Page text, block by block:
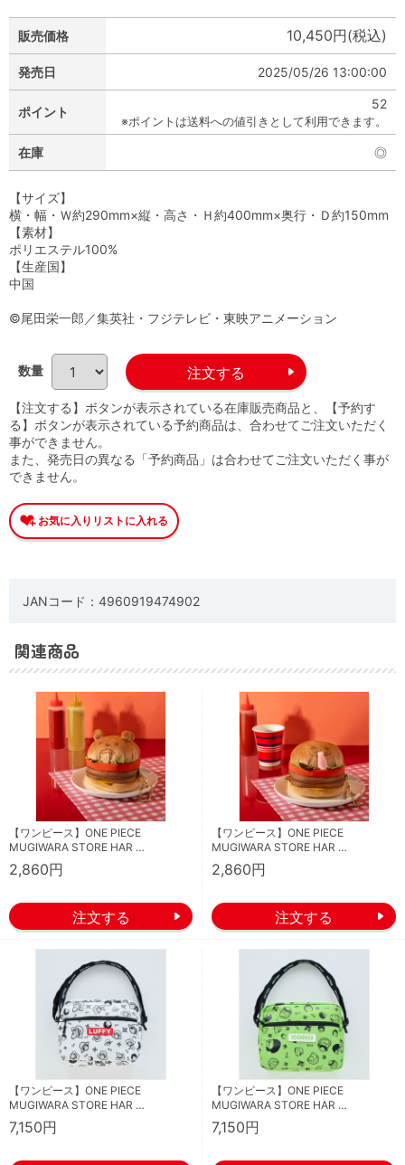
販売価格 10,450円(税込)
発売日 2025/05/26 13:00:00
ポイント
52
※ポイントは送料への値引きとして利用できます。
在庫 ◎
【サイズ】
横・幅・Ｗ約290mm×縦・高さ・Ｈ約400mm×奥行・Ｄ約150mm
【素材】
ポリエステル100%
【生産国】
中国
©尾田栄一郎／集英社・フジテレビ・東映アニメーション
数量
【注文する】ボタンが表示されている在庫販売商品と、【予約す
る】ボタンが表示されている予約商品は、合わせてご注文いただく
事ができません。
また、発売日の異なる「予約商品」は合わせてご注文いただく事が
できません。
JANコード：4960919474902
関連商品
【ワンピース】ONE PIECE
MUGIWARA STORE HAR …
2,860円
【ワンピース】ONE PIECE
MUGIWARA STORE HAR …
2,860円
【ワンピース】ONE PIECE
MUGIWARA STORE HAR …
7,150円
【ワンピース】ONE PIECE
MUGIWARA STORE HAR …
7,150円